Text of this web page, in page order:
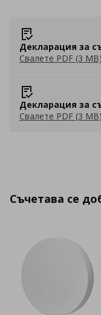
Декларация за
Свалете PDF (3 MB)
Декларация за
Свалете PDF (3 MB)
Съчетава се